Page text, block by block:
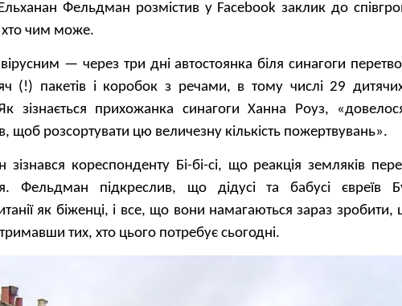
Фельдман розмістив у Facebook заклик до
чим може.
— через три дні автостоянка біля синагоги
(!) пакетів і коробок з речами, в тому числі 29 дитячих
зізнається прихожанка синагоги Ханна Роуз,
щоб розсортувати цю величезну кількість пожертвувань».
кореспонденту Бі-бі-сі, що реакція земляків
Фельдман підкреслив, що дідусі та бабусі євреїв
як біженці, і все, що вони намагаються зараз зробити,
тих, хто цього потребує сьогодні.